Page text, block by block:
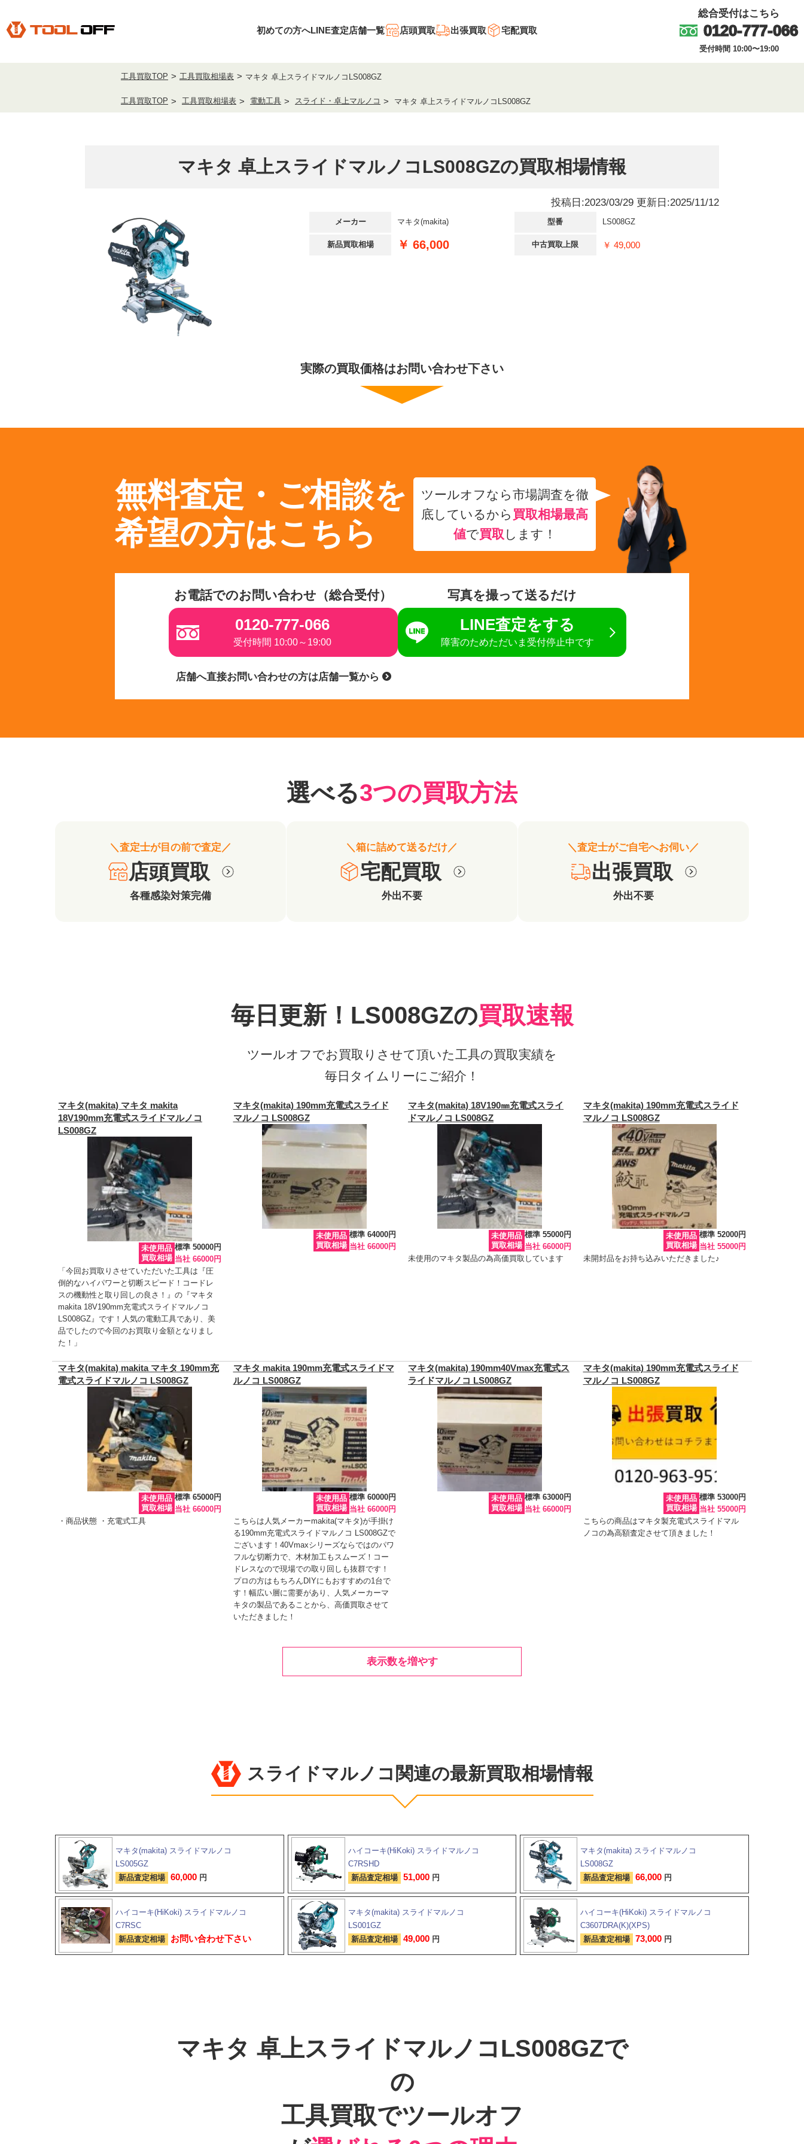
初めての方へLINE査定店舗一覧 店頭買取 出張買取 宅配買取
総合受付はこちら
0120-777-066
受付時間 10:00〜19:00
工具買取TOP 工具買取相場表 マキタ 卓上スライドマルノコLS008GZ
工具買取TOP 工具買取相場表 電動工具 スライド・卓上マルノコ マキタ 卓上スライドマルノコLS008GZ
マキタ 卓上スライドマルノコLS008GZの買取相場情報
投稿日:2023/03/29 更新日:2025/11/12
メーカー マキタ(makita) 型番 LS008GZ
新品買取相場 ￥ 66,000 中古買取上限 ￥ 49,000
実際の買取価格はお問い合わせ下さい
無料査定・ご相談を
希望の方はこちら
ツールオフなら市場調査を徹
底しているから 買取相場最高
値で買取 します！
お電話でのお問い合わせ（総合受付）
0120-777-066
受付時間 10:00～19:00
写真を撮って送るだけ
LINE査定をする
障害のためただいま受付停止中です
店舗へ直接お問い合わせの方は店舗一覧から
選べる3つの買取方法
＼査定士が目の前で査定／
店頭買取
各種感染対策完備
＼箱に詰めて送るだけ／
宅配買取
外出不要
＼査定士がご自宅へお伺い／
出張買取
外出不要
毎日更新！LS008GZの買取速報
ツールオフでお買取りさせて頂いた工具の買取実績を
毎日タイムリーにご紹介！
マキタ(makita) マキタ makita
18V190mm充電式スライドマルノコ
LS008GZ
未使用品
買取相場
標準 50000円
当社 66000円
「今回お買取りさせていただいた工具は『圧
倒的なハイパワーと切断スピード！コードレ
スの機動性と取り回しの良さ！』の『マキタ
makita 18V190mm充電式スライドマルノコ
LS008GZ』です！人気の電動工具であり、美
品でしたので今回のお買取り金額となりまし
た！」
マキタ(makita) 190mm充電式スライド
マルノコ LS008GZ
未使用品
買取相場
標準 64000円
当社 66000円
マキタ(makita) 18V190㎜充電式スライ
ドマルノコ LS008GZ
未使用品
買取相場
標準 55000円
当社 66000円
未使用のマキタ製品の為高価買取しています
マキタ(makita) 190mm充電式スライド
マルノコ LS008GZ
未使用品
買取相場
標準 52000円
当社 55000円
未開封品をお持ち込みいただきました♪
マキタ(makita) makita マキタ 190mm充
電式スライドマルノコ LS008GZ
未使用品
買取相場
標準 65000円
当社 66000円
・商品状態 ・充電式工具
マキタ makita 190mm充電式スライドマ
ルノコ LS008GZ
未使用品
買取相場
標準 60000円
当社 66000円
こちらは人気メーカーmakita(マキタ)が手掛け
る190mm充電式スライドマルノコ LS008GZで
ございます！40Vmaxシリーズならではのパワ
フルな切断力で、木材加工もスムーズ！コー
ドレスなので現場での取り回しも抜群です！
プロの方はもちろんDIYにもおすすめの1台で
す！幅広い層に需要があり、人気メーカーマ
キタの製品であることから、高価買取させて
いただきました！
マキタ(makita) 190mm40Vmax充電式ス
ライドマルノコ LS008GZ
未使用品
買取相場
標準 63000円
当社 66000円
マキタ(makita) 190mm充電式スライド
マルノコ LS008GZ
未使用品
買取相場
標準 53000円
当社 55000円
こちらの商品はマキタ製充電式スライドマル
ノコの為高額査定させて頂きました！
表示数を増やす
スライドマルノコ関連の最新買取相場情報
マキタ(makita) スライドマルノコ
LS005GZ
新品査定相場 60,000 円
ハイコーキ(HiKoki) スライドマルノコ
C7RSHD
新品査定相場 51,000 円
マキタ(makita) スライドマルノコ
LS008GZ
新品査定相場 66,000 円
ハイコーキ(HiKoki) スライドマルノコ
C7RSC
新品査定相場 お問い合わせ下さい
マキタ(makita) スライドマルノコ
LS001GZ
新品査定相場 49,000 円
ハイコーキ(HiKoki) スライドマルノコ
C3607DRA(K)(XPS)
新品査定相場 73,000 円
マキタ 卓上スライドマルノコLS008GZで
の
工具買取でツールオフ